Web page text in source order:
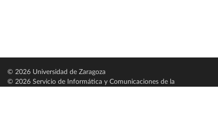
© 2026 Universidad de Zaragoza
© 2026 Servicio de Informática y Comunicaciones de la